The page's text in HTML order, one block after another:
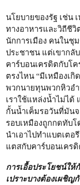
นโยบายของรัฐ เช่น
ทางอาหารและวิถีชีวิ
นักการเมือง คนในชุ
ประชาชน แต่เขากลั
คาร์บอนเครดิตกับโค
ตรงไหน “มีเหมืองเ
พวกนายทุนพวกหิวอ
เราใช้แหล่งน้ำไม่ไ
กั้นน้ำเค็มรอวันที่มัน
รอบเหมืองถูกกดทับ
นำเอาไปทำแบตเตอ
แตสกับคาร์บอนเครดิ
การเอื้อประโยชน์ใ
เปราะบางต้องเผชิญ